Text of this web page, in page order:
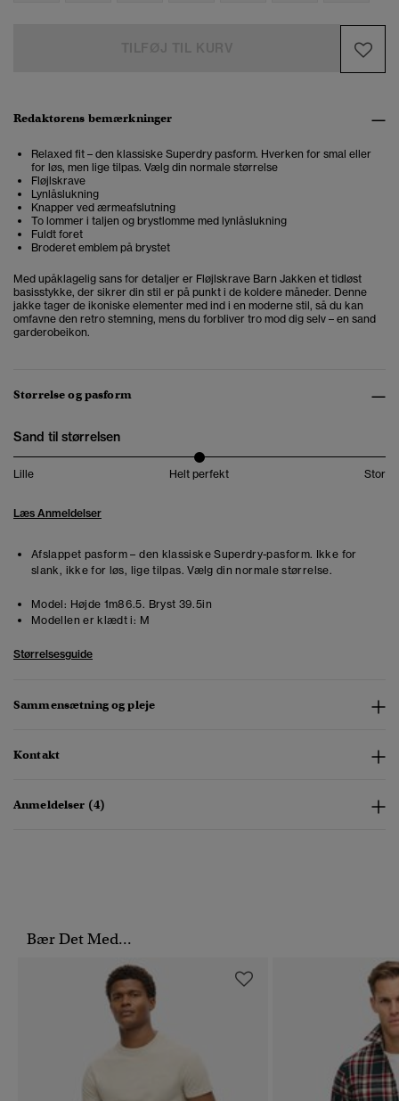
Redaktørens bemærkninger
Relaxed fit – den klassiske Superdry pasform. Hverken for smal eller
for løs, men lige tilpas. Vælg din normale størrelse
Fløjlskrave
Lynlåslukning
Knapper ved ærmeafslutning
To lommer i taljen og brystlomme med lynlåslukning
Fuldt foret
Broderet emblem på brystet
Med upåklagelig sans for detaljer er Fløjlskrave Barn Jakken et tidløst
basisstykke, der sikrer din stil er på punkt i de koldere måneder. Denne
jakke tager de ikoniske elementer med ind i en moderne stil, så du kan
omfavne den retro stemning, mens du forbliver tro mod dig selv – en sand
garderobeikon.
Størrelse og pasform
Sand til størrelsen
Lille Helt perfekt Stor
Læs Anmeldelser
Afslappet pasform – den klassiske Superdry-pasform. Ikke for
slank, ikke for løs, lige tilpas. Vælg din normale størrelse.
Model: Højde 1m86.5. Bryst 39.5in
Modellen er klædt i: M
Størrelsesguide
Sammensætning og pleje
Kontakt
Anmeldelser (4)
Bær Det Med...